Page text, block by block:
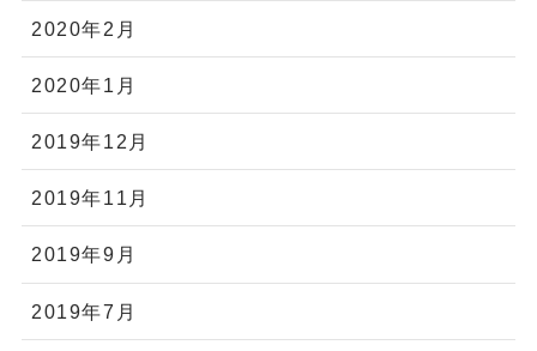
2020年2月
2020年1月
2019年12月
2019年11月
2019年9月
2019年7月